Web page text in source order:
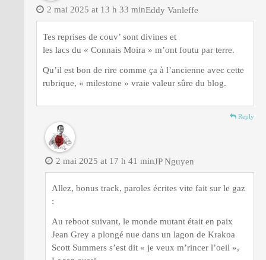
Eddy Vanleffe
2 mai 2025 at 13 h 33 min
Tes reprises de couv’ sont divines et
les lacs du « Connais Moira » m’ont foutu par terre.
Qu’il est bon de rire comme ça à l’ancienne avec cette
rubrique, « milestone » vraie valeur sûre du blog.
Reply
JP Nguyen
2 mai 2025 at 17 h 41 min
Allez, bonus track, paroles écrites vite fait sur le gaz
:
Au reboot suivant, le monde mutant était en paix
Jean Grey a plongé nue dans un lagon de Krakoa
Scott Summers s’est dit « je veux m’rincer l’oeil »,